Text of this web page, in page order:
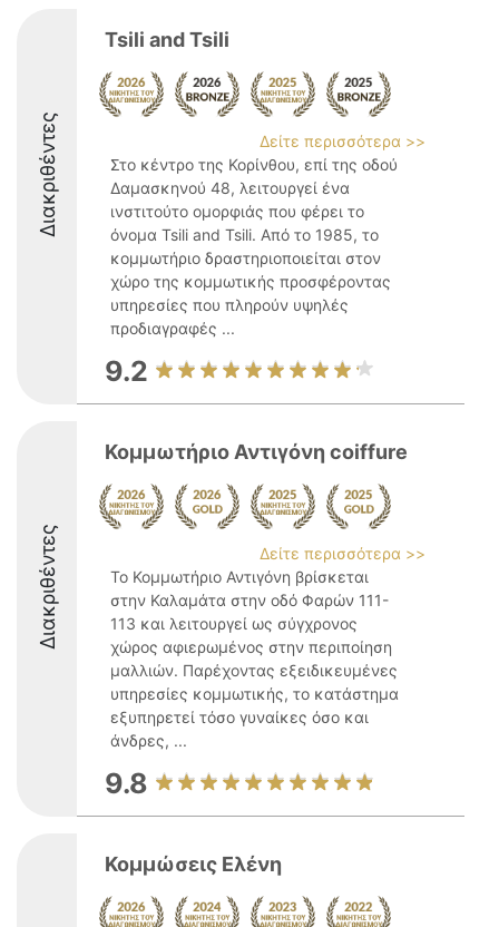
Διακριθέντες
Tsili and Tsili
Δείτε περισσότερα >>
Στο κέντρο της Κορίνθου, επί της οδού
Δαμασκηνού 48, λειτουργεί ένα
ινστιτούτο ομορφιάς που φέρει το
όνομα Tsili and Tsili. Από το 1985, το
κομμωτήριο δραστηριοποιείται στον
χώρο της κομμωτικής προσφέροντας
υπηρεσίες που πληρούν υψηλές
προδιαγραφές ...
9.2
Διακριθέντες
Κομμωτήριο Αντιγόνη coiffure
Δείτε περισσότερα >>
Το Κομμωτήριο Αντιγόνη βρίσκεται
στην Καλαμάτα στην οδό Φαρών 111-
113 και λειτουργεί ως σύγχρονος
χώρος αφιερωμένος στην περιποίηση
μαλλιών. Παρέχοντας εξειδικευμένες
υπηρεσίες κομμωτικής, το κατάστημα
εξυπηρετεί τόσο γυναίκες όσο και
άνδρες, ...
9.8
Κομμώσεις Ελένη